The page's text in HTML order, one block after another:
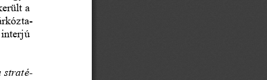
a
-
interjú
straté-